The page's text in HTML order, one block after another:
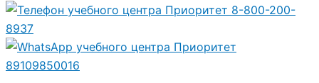
8-800-200-
8937
89109850016